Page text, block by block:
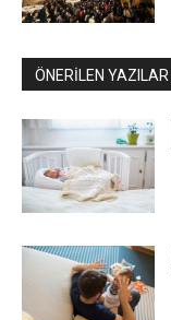
ÖNERİLEN YAZILAR